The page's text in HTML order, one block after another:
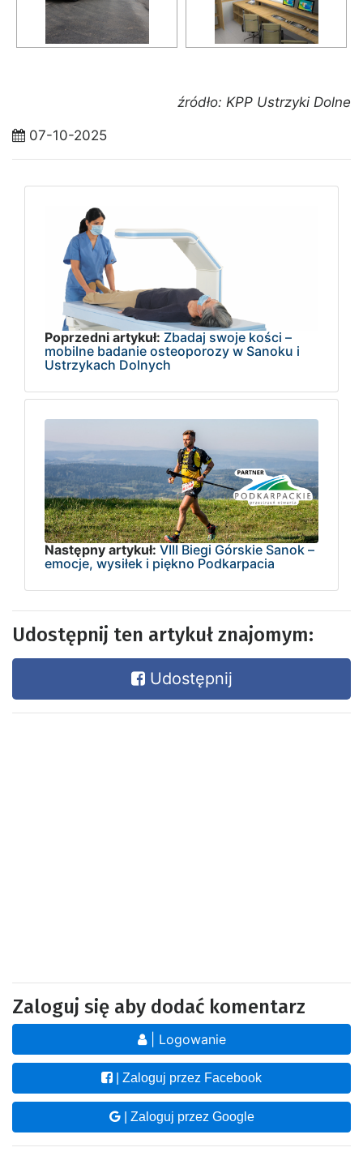
źródło: KPP Ustrzyki Dolne
07-10-2025
Poprzedni artykuł: Zbadaj swoje kości –
mobilne badanie osteoporozy w Sanoku i
Ustrzykach Dolnych
Następny artykuł: VIII Biegi Górskie Sanok –
emocje, wysiłek i piękno Podkarpacia
Udostępnij ten artykuł znajomym:
Udostępnij
Zaloguj się aby dodać komentarz
| Logowanie
| Zaloguj przez Facebook
| Zaloguj przez Google